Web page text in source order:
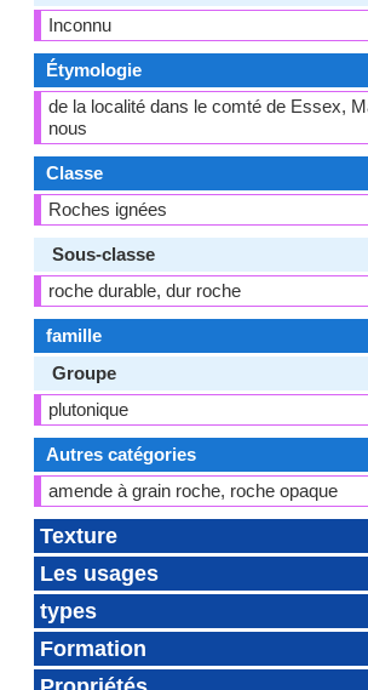
Inconnu
Étymologie
de la localité dans le comté de Essex,
nous
Classe
Roches ignées
Sous-classe
roche durable, dur roche
famille
Groupe
plutonique
Autres catégories
amende à grain roche, roche opaque
Texture
Les usages
types
Formation